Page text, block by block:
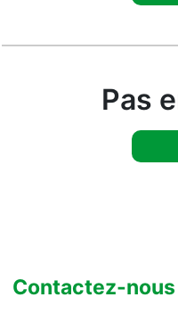
Pas
Contactez-nous